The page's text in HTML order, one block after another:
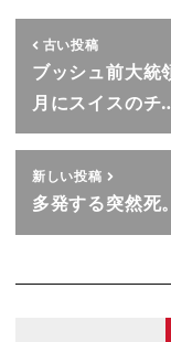
古い投稿
ブッシュ前大統
月にスイスのチ
新しい投稿
多発する突然死